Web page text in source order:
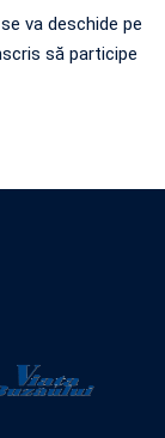
va deschide pe
să participe